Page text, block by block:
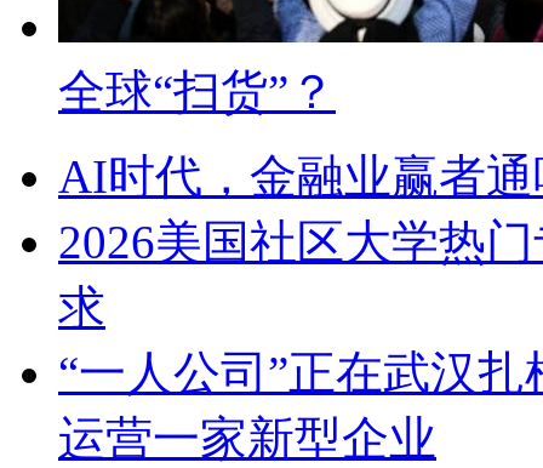
全球“扫货”？
AI时代，金融业赢者
2026美国社区大学热
求
“一人公司”正在武汉
运营一家新型企业